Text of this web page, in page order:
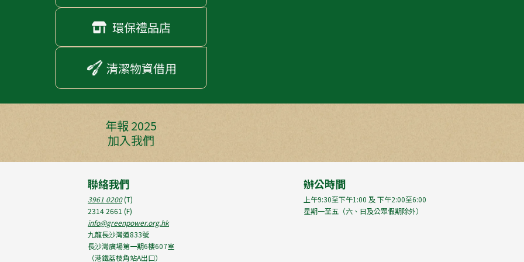
 環保禮品店
清潔物資借用
年報 2025
加入我們
聯絡我們
3961 0200(T)
2314 2661 (F)
info@greenpower.org.hk
九龍長沙灣道833號
長沙灣廣場第一期6樓607室
（港鐵荔枝角站A出口）
辦公時間
上午9:30至下午1:00 及 下午2:00至6:00
星期一至五（六、日及公眾假期除外）